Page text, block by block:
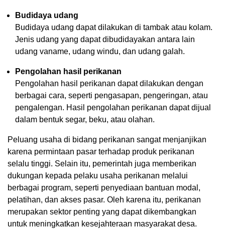
Budidaya udang
Budidaya udang dapat dilakukan di tambak atau kolam.
Jenis udang yang dapat dibudidayakan antara lain
udang vaname, udang windu, dan udang galah.
Pengolahan hasil perikanan
Pengolahan hasil perikanan dapat dilakukan dengan
berbagai cara, seperti pengasapan, pengeringan, atau
pengalengan. Hasil pengolahan perikanan dapat dijual
dalam bentuk segar, beku, atau olahan.
Peluang usaha di bidang perikanan sangat menjanjikan
karena permintaan pasar terhadap produk perikanan
selalu tinggi. Selain itu, pemerintah juga memberikan
dukungan kepada pelaku usaha perikanan melalui
berbagai program, seperti penyediaan bantuan modal,
pelatihan, dan akses pasar. Oleh karena itu, perikanan
merupakan sektor penting yang dapat dikembangkan
untuk meningkatkan kesejahteraan masyarakat desa.